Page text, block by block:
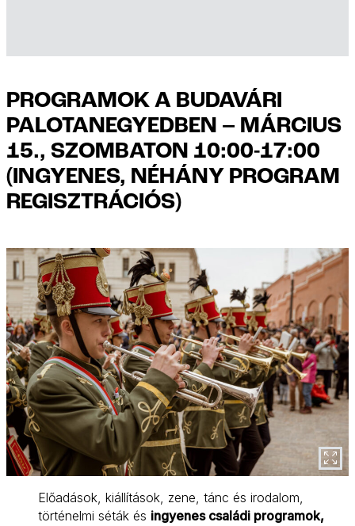
PROGRAMOK A BUDAVÁRI
PALOTANEGYEDBEN – MÁRCIUS
15., SZOMBATON 10:00-17:00
(INGYENES, NÉHÁNY PROGRAM
REGISZTRÁCIÓS)
Előadások, kiállítások, zene, tánc és irodalom,
történelmi séták és ingyenes családi programok,